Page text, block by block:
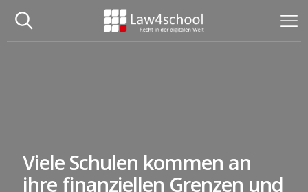
Viele Schulen kommen an
ihre finanziellen Grenzen und